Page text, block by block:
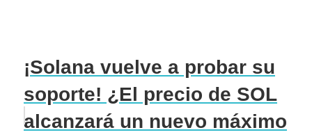
¡Solana vuelve a probar su
soporte! ¿El precio de SOL
alcanzará un nuevo máximo